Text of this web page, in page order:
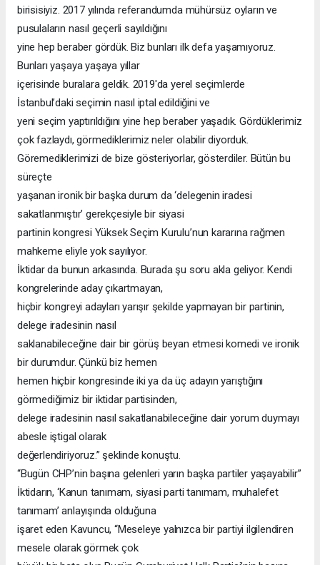
birisisiyiz. 2017 yılında referandumda mühürsüz oyların ve
pusulaların nasıl geçerli sayıldığını
yine hep beraber gördük. Biz bunları ilk defa yaşamıyoruz.
Bunları yaşaya yaşaya yıllar
içerisinde buralara geldik. 2019'da yerel seçimlerde
İstanbul’daki seçimin nasıl iptal edildiğini ve
yeni seçim yaptırıldığını yine hep beraber yaşadık. Gördüklerimiz
çok fazlaydı, görmediklerimiz neler olabilir diyorduk.
Göremediklerimizi de bize gösteriyorlar, gösterdiler. Bütün bu
süreçte
yaşanan ironik bir başka durum da ‘delegenin iradesi
sakatlanmıştır’ gerekçesiyle bir siyasi
partinin kongresi Yüksek Seçim Kurulu’nun kararına rağmen
mahkeme eliyle yok sayılıyor.
İktidar da bunun arkasında. Burada şu soru akla geliyor. Kendi
kongrelerinde aday çıkartmayan,
hiçbir kongreyi adayları yarışır şekilde yapmayan bir partinin,
delege iradesinin nasıl
saklanabileceğine dair bir görüş beyan etmesi komedi ve ironik
bir durumdur. Çünkü biz hemen
hemen hiçbir kongresinde iki ya da üç adayın yarıştığını
görmediğimiz bir iktidar partisinden,
delege iradesinin nasıl sakatlanabileceğine dair yorum duymayı
abesle iştigal olarak
değerlendiriyoruz.” şeklinde konuştu.
“Bugün CHP’nin başına gelenleri yarın başka partiler yaşayabilir”
İktidarın, ‘Kanun tanımam, siyasi parti tanımam, muhalefet
tanımam’ anlayışında olduğuna
işaret eden Kavuncu, “Meseleye yalnızca bir partiyi ilgilendiren
mesele olarak görmek çok